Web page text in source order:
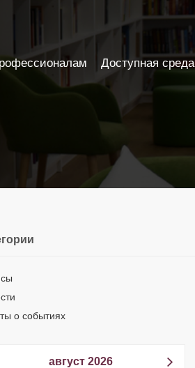
о событиях
август 2026
Доступная среда